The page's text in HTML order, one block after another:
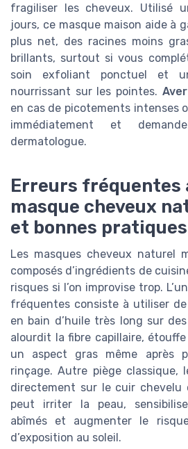
fragiliser les cheveux. Utilisé
jours, ce masque maison aide à
plus net, des racines moins
brillants, surtout si vous
soin exfoliant ponctuel et
nourrissant sur les pointes.
en cas de picotements intenses
immédiatement et
dermatologue.
Erreurs fréquentes
masque cheveux
et bonnes pratiques
Les masques cheveux naturel
composés d’ingrédients de
risques si l’on improvise trop.
fréquentes consiste à utiliser de
en bain d’huile très long sur
alourdit la fibre capillaire,
un aspect gras même après
rinçage. Autre piège classique,
directement sur le cuir chevelu
peut irriter la peau,
abîmés et augmenter le
d’exposition au soleil.